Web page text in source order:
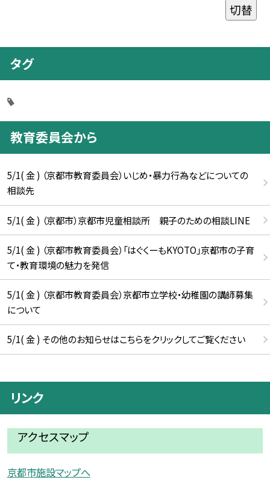
切替
タグ
教育委員会から
5/1( 金 ) （京都市教育委員会）いじめ・暴力行為などについての
相談先
5/1( 金 ) （京都市）京都市児童相談所 親子のための相談LINE
5/1( 金 ) （京都市教育委員会）「はぐくーもKYOTO」京都市の子育
て・教育環境の魅力を発信
5/1( 金 ) （京都市教育委員会）京都市立学校・幼稚園の講師募集
について
5/1( 金 ) その他のお知らせはこちらをクリックしてご覧ください
リンク
アクセスマップ
京都市施設マップへ